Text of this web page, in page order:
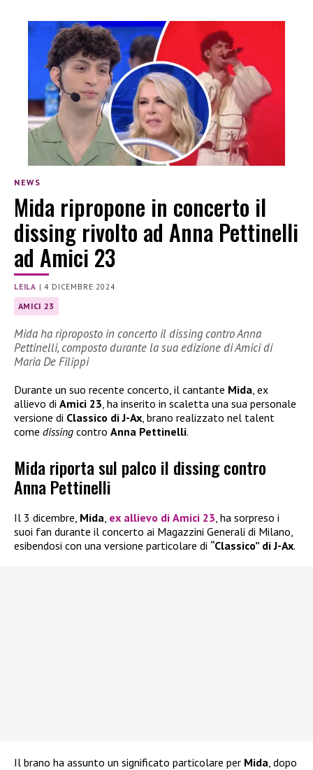
NEWS
Mida ripropone in concerto il
dissing rivolto ad Anna Pettinelli
ad Amici 23
LEILA |4 DICEMBRE 2024
AMICI 23
Mida ha riproposto in concerto il dissing contro Anna
Pettinelli, composto durante la sua edizione di Amici di
Maria De Filippi
Durante un suo recente concerto, il cantante Mida, ex
allievo di Amici 23, ha inserito in scaletta una sua personale
versione di Classico di J-Ax, brano realizzato nel talent
come dissing contro Anna Pettinelli.
Mida riporta sul palco il dissing contro
Anna Pettinelli
Il 3 dicembre, Mida ex allievo di Amici 23 , ha sorpreso i
suoi fan durante il concerto ai Magazzini Generali di Milano,
esibendosi con una versione particolare di “Classico” di J-Ax.
Il brano ha assunto un significato particolare per Mida , dopo